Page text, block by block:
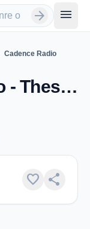
arrow_forward menu
Cadence Radio
Cadence Radio - Thessaloniki
favorite share